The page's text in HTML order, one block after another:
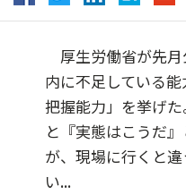
厚生労働省が先
内に不足している
把握能力」を挙げ
と『実態はこうだ
が、現場に行くと
い...